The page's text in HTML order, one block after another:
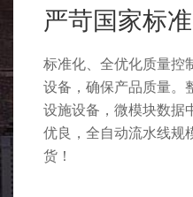
严苛国家标准
标准化、全优化质量控
设备，确保产品质量。
设施设备，微模块数据
优良，全自动流水线规
货！